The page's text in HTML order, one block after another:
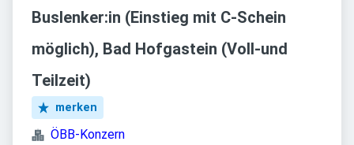
Buslenker:in (Einstieg mit C-Schein
möglich), Bad Hofgastein (Voll-und
Teilzeit)
merken
ÖBB-Konzern